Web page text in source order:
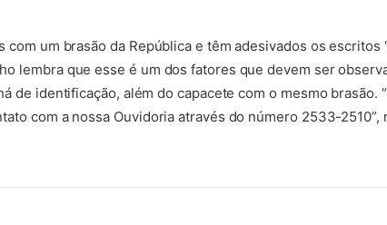
um brasão da República e têm adesivados os escritos
lembra que esse é um dos fatores que devem ser
de identificação, além do capacete com o mesmo brasão.
com a nossa Ouvidoria através do número 2533-2510”,